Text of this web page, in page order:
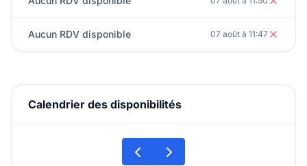
Aucun RDV disponible 07 août à 11:47
Calendrier des disponibilités